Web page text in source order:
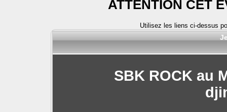
ATTENTION CET
Utilisez les liens ci-dessus
SBK ROCK au